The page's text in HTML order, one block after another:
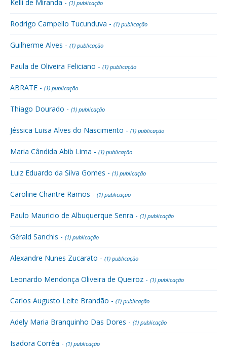
Kelli de Miranda - (1) publicação
Rodrigo Campello Tucunduva - (1) publicação
Guilherme Alves - (1) publicação
Paula de Oliveira Feliciano - (1) publicação
ABRATE - (1) publicação
Thiago Dourado - (1) publicação
Jéssica Luisa Alves do Nascimento - (1) publicação
Maria Cândida Abib Lima - (1) publicação
Luiz Eduardo da Silva Gomes - (1) publicação
Caroline Chantre Ramos - (1) publicação
Paulo Mauricio de Albuquerque Senra - (1) publicação
Gérald Sanchis - (1) publicação
Alexandre Nunes Zucarato - (1) publicação
Leonardo Mendonça Oliveira de Queiroz - (1) publicação
Carlos Augusto Leite Brandão - (1) publicação
Adely Maria Branquinho Das Dores - (1) publicação
Isadora Corrêa - (1) publicação